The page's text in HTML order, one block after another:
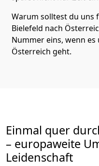
Warum solltest du uns
Bielefeld nach
Nummer eins, wenn
Österreich geht.
Einmal quer
– europaweite
Leidenschaft